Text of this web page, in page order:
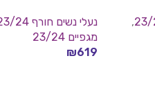
,
נעלי נשים חורף 23/24
מגפיים 23/24
₪619